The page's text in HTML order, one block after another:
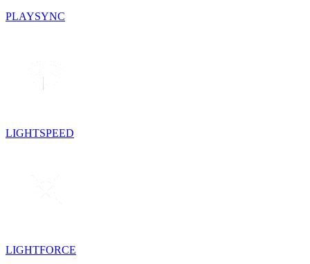
PLAYSYNC
LIGHTSPEED
LIGHTFORCE